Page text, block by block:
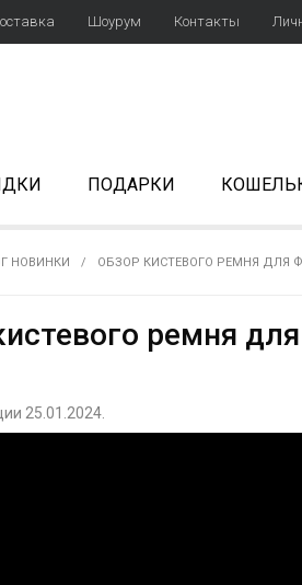
Шоурум Контакты
ПОДАРКИ
НОВИНКИ ОБЗОР КИСТЕВОГО РЕМНЯ ДЛЯ
ремня
25.01.2024.